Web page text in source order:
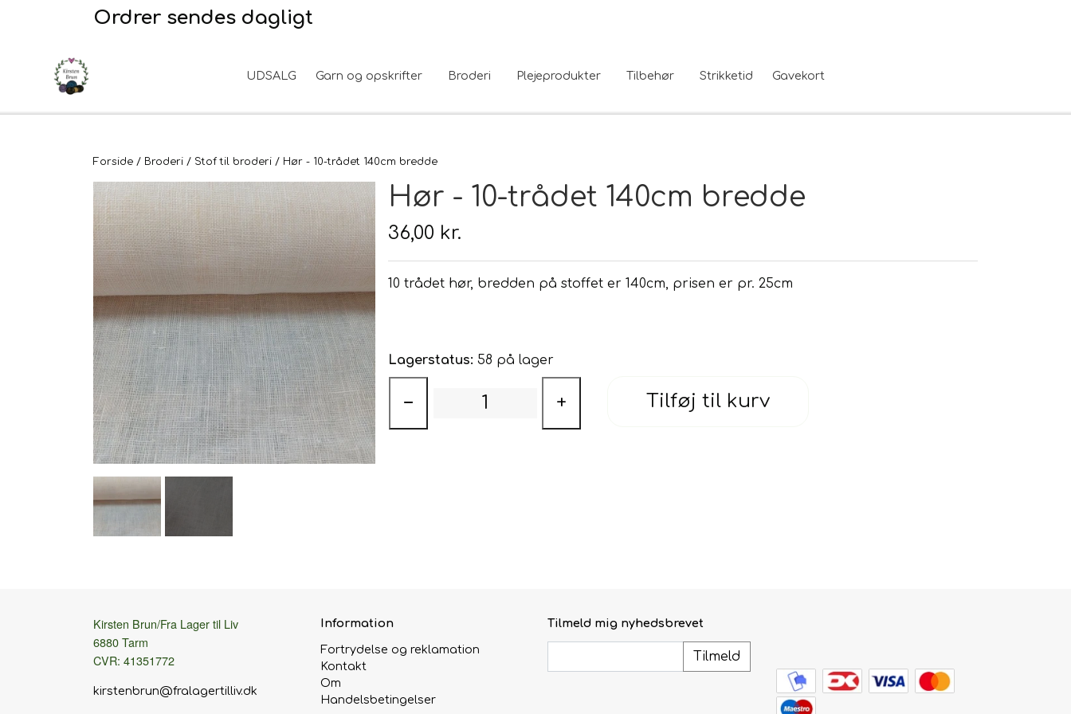
Ordrer sendes dagligt
UDSALG Garn og opskrifter Broderi
Stof til broderi
Plejeprodukter
Hudpleje
Til uld
Tilbehør
Tyngdefyld af genbrugsplast
Uldpleje
Strikketid Gavekort
Forside Broderi Stof til broderi Hør - 10-trådet 140cm bredde
Hør - 10-trådet 140cm bredde
36,00 kr.
10 trådet hør, bredden på stoffet er 140cm, prisen er pr. 25cm
Lagerstatus: 58 på lager
− + Tilføj til kurv
Kirsten Brun/Fra Lager til Liv
6880 Tarm
CVR: 41351772
kirstenbrun@fralagertilliv.dk
Information
Fortrydelse og reklamation
Kontakt
Om
Handelsbetingelser
Tilmeld mig nyhedsbrevet
Tilmeld